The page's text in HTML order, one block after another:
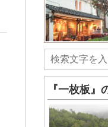
『一枚板』